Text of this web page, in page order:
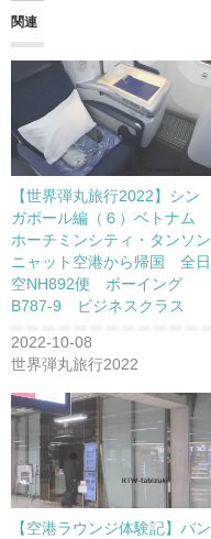
関連
【世界弾丸旅行2022】シン
ガポール編（６）ベトナム
ホーチミンシティ・タンソン
ニャット空港から帰国 全日
空NH892便 ボーイング
B787-9 ビジネスクラス
2022-10-08
世界弾丸旅行2022
【空港ラウンジ体験記】バン